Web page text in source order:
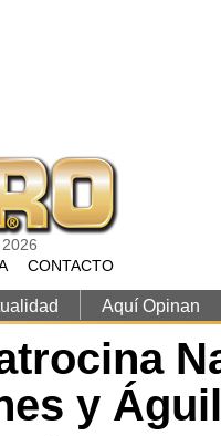
CONTACTO
Aquí Opinan
y